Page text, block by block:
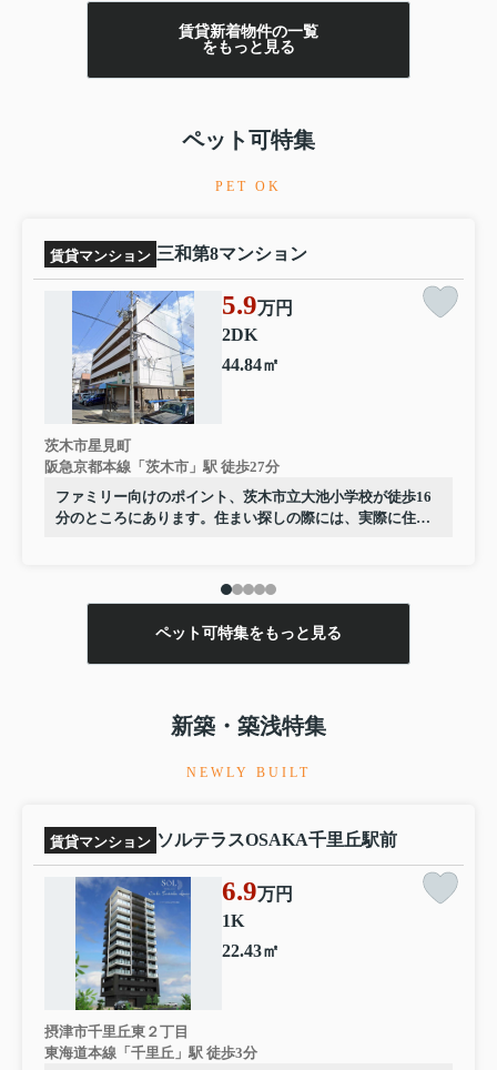
賃貸新着物件の一覧
をもっと見る
ペット可特集
PET OK
賃貸マンション 三和第8マンション
5.9万円
2DK
44.84㎡
茨木市星見町
阪急京都本線「茨木市」駅 徒歩27分
ファミリー向けのポイント、茨木市立大池小学校が徒歩16
分のところにあります。住まい探しの際には、実際に住ん
ペット可特集をもっと見る
新築・築浅特集
NEWLY BUILT
賃貸マンション ソルテラスOSAKA千里丘駅前
6.9万円
1K
22.43㎡
摂津市千里丘東２丁目
東海道本線「千里丘」駅 徒歩3分